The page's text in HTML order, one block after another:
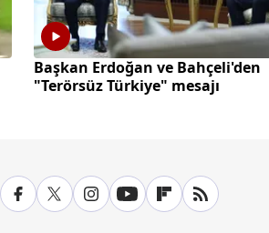
Başkan Erdoğan ve Bahçeli'den
"Terörsüz Türkiye" mesajı